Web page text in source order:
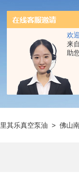
欢
来
助
里其乐真空泵油 > 佛山